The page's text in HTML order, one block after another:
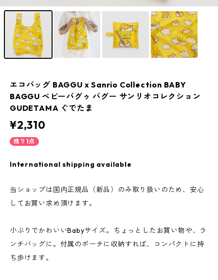
エコバッグ BAGGU x Sanrio Collection BABY
BAGGU ベビーバグゥ バグー サンリオコレクション
GUDETAMA ぐでたま
¥2,310
残り1点
International shipping available
当ショップは国内正規品（新品）のみ取り扱いのため、安心
してお買い求め頂けます。
小ぶりでかわいいBabyサイズ。ちょっとしたお買い物や、ラ
ンチバッグに。付属のポーチに収納すれば、コンパクトに持
ち歩けます。